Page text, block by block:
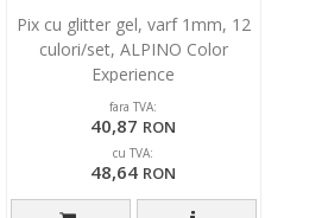
Pix cu glitter gel, varf 1mm, 12
culori/set, ALPINO Color
Experience
fara TVA:
40,87 RON
cu TVA:
48,64 RON